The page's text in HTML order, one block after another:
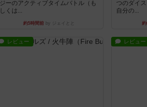
ジーのアクティブタイムバトル（も
しくは...
約5時間前 by ジェイとと
つのダイ
自分の...
レビュー レビュー